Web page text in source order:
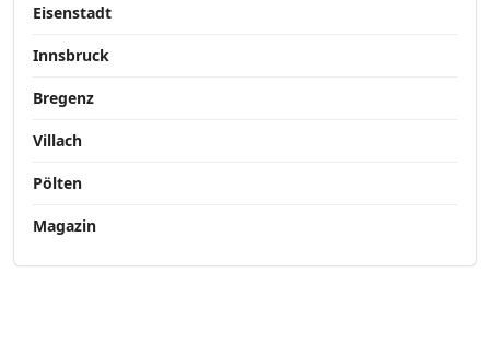
Eisenstadt
Innsbruck
Bregenz
Villach
Pölten
Magazin